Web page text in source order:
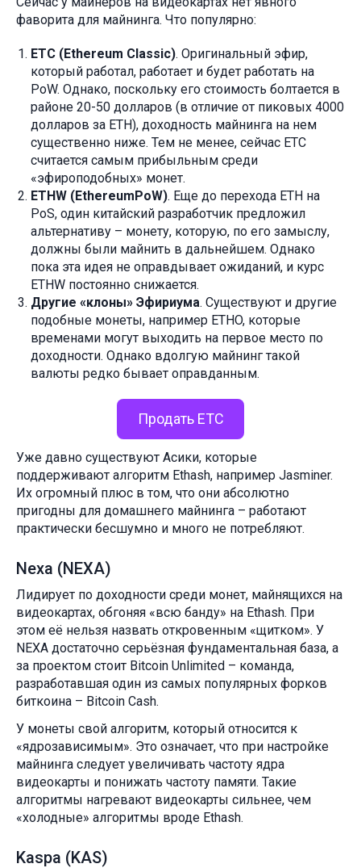
фаворита для майнинга. Что популярно:
ETC (Ethereum Classic). Оригинальный эфир,
который работал, работает и будет работать на
PoW. Однако, поскольку его стоимость болтается в
районе 20-50 долларов (в отличие от пиковых 4000
долларов за ETH), доходность майнинга на нем
существенно ниже. Тем не менее, сейчас ETC
считается самым прибыльным среди
«эфироподобных» монет.
ETHW (EthereumPoW). Еще до перехода ETH на
PoS, один китайский разработчик предложил
альтернативу – монету, которую, по его замыслу,
должны были майнить в дальнейшем. Однако
пока эта идея не оправдывает ожиданий, и курс
ETHW постоянно снижается.
Другие «клоны» Эфириума. Существуют и другие
подобные монеты, например ETHO, которые
временами могут выходить на первое место по
доходности. Однако вдолгую майнинг такой
валюты редко бывает оправданным.
Продать ETC
Уже давно существуют Асики, которые
поддерживают алгоритм Ethash, например Jasminer.
Их огромный плюс в том, что они абсолютно
пригодны для домашнего майнинга – работают
практически бесшумно и много не потребляют.
Nexa (NEXA)
Лидирует по доходности среди монет, майнящихся на
видеокартах, обгоняя «всю банду» на Ethash. При
этом её нельзя назвать откровенным «щитком». У
NEXA достаточно серьёзная фундаментальная база, а
за проектом стоит Bitcoin Unlimited – команда,
разработавшая один из самых популярных форков
биткоина – Bitcoin Cash.
У монеты свой алгоритм, который относится к
«ядрозависимым». Это означает, что при настройке
майнинга следует увеличивать частоту ядра
видеокарты и понижать частоту памяти. Такие
алгоритмы нагревают видеокарты сильнее, чем
«холодные» алгоритмы вроде Ethash.
Kaspa (KAS)